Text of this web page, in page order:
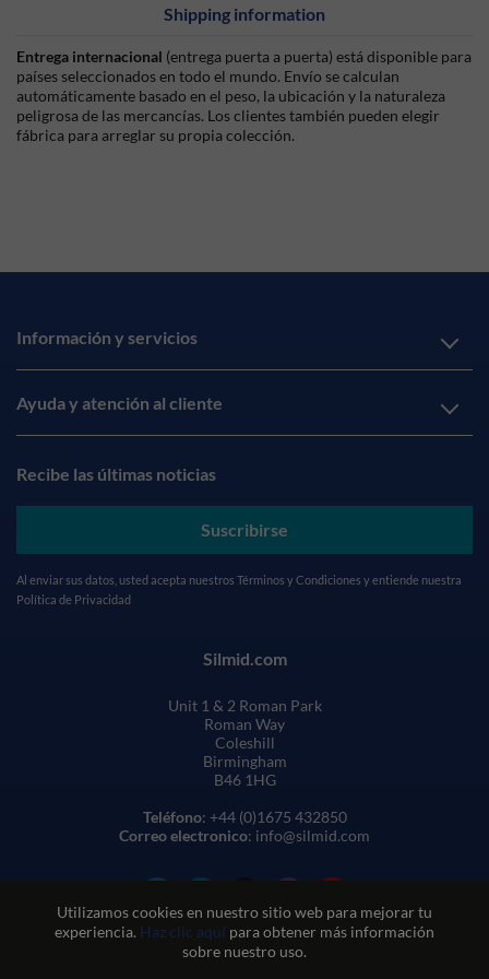
Utilizamos cookies en nuestro sitio web para mejorar tu
experiencia. Haz clic aquí para obtener más información
sobre nuestro uso.
Shipping information
Entrega internacional (entrega puerta a puerta) está disponible para
países seleccionados en todo el mundo. Envío se calculan
automáticamente basado en el peso, la ubicación y la naturaleza
peligrosa de las mercancías. Los clientes también pueden elegir
fábrica para arreglar su propia colección.
Información y servicios
Ayuda y atención al cliente
Recibe las últimas noticias
Suscribirse
Al enviar sus datos, usted acepta nuestros Términos y Condiciones y entiende nuestra
Política de Privacidad
Silmid.com
Unit 1 & 2 Roman Park
Roman Way
Coleshill
Birmingham
B46 1HG
Teléfono: +44 (0)1675 432850
Correo electronico: info@silmid.com